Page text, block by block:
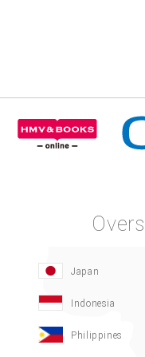
Japan
Indonesia
Philippines